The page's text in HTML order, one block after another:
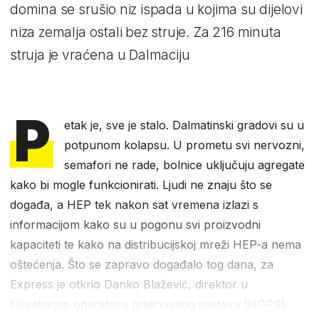
domina se srušio niz ispada u kojima su dijelovi
niza zemalja ostali bez struje. Za 216 minuta
struja je vraćena u Dalmaciju
P
etak je, sve je stalo. Dalmatinski gradovi su u
potpunom kolapsu. U prometu svi nervozni,
semafori ne rade, bolnice uključuju agregate
kako bi mogle funkcionirati. Ljudi ne znaju što se
događa, a HEP tek nakon sat vremena izlazi s
informacijom kako su u pogonu svi proizvodni
kapaciteti te kako na distribucijskoj mreži HEP-a nema
oštećenja. Što se zapravo događalo tog dana, za
Express je otkrio Danko Blažević, direktor u
Hrvatskom operatoru prijenosnog sustava (HOPS).